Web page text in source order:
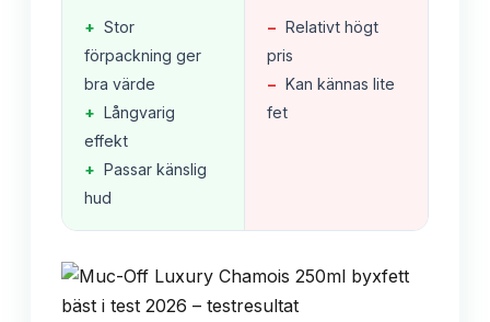
+ Stor
förpackning ger
bra värde
+ Långvarig
effekt
+ Passar känslig
hud
− Relativt högt
pris
− Kan kännas lite
fet